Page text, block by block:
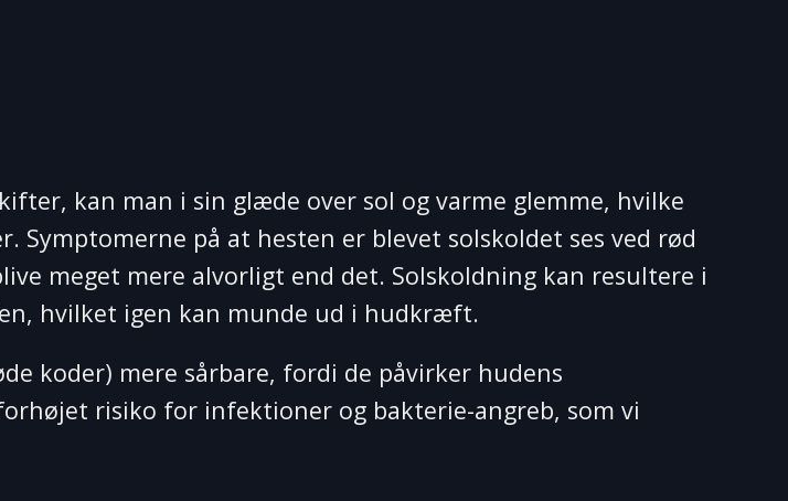
kan man i sin glæde over sol og varme glemme, hvilke
Symptomerne på at hesten er blevet solskoldet ses ved rød
meget mere alvorligt end det. Solskoldning kan resultere i
hvilket igen kan munde ud i hudkræft.
koder) mere sårbare, fordi de påvirker hudens
risiko for infektioner og bakterie-angreb, som vi